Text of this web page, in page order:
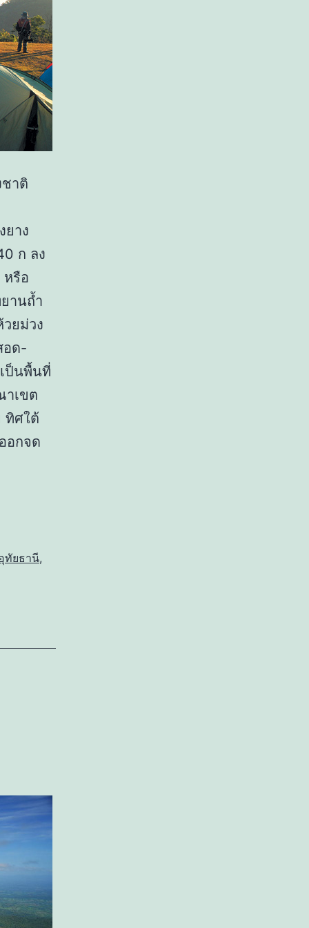
าติ
ยาง
ก ลง
รือ
านถ้ำ
ยม่วง
อด-
ป็นพื้นที่
าเขต
ทิศใต้
อกจด
ทัยธานี,